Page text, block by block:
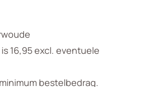
16,95 excl. eventuele
bestelbedrag.